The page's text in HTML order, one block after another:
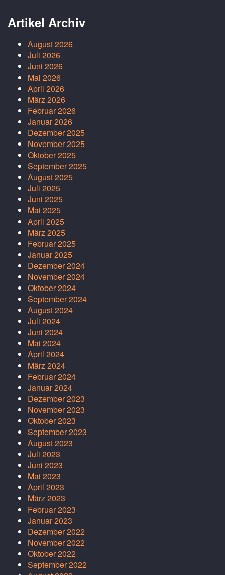
Artikel Archiv
August 2026
Juli 2026
Juni 2026
Mai 2026
April 2026
März 2026
Februar 2026
Januar 2026
Dezember 2025
November 2025
Oktober 2025
September 2025
August 2025
Juli 2025
Juni 2025
Mai 2025
April 2025
März 2025
Februar 2025
Januar 2025
Dezember 2024
November 2024
Oktober 2024
September 2024
August 2024
Juli 2024
Juni 2024
Mai 2024
April 2024
März 2024
Februar 2024
Januar 2024
Dezember 2023
November 2023
Oktober 2023
September 2023
August 2023
Juli 2023
Juni 2023
Mai 2023
April 2023
März 2023
Februar 2023
Januar 2023
Dezember 2022
November 2022
Oktober 2022
September 2022